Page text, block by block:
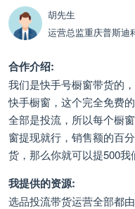
资讯动态
关于我们
胡先生
运营总监重庆普斯迪
合作介绍:
我们是快手号橱窗带货的
快手橱窗，这个完全免费
全部是投流，所以每个橱
窗提现就行，销售额的百
货，那么你就可以提500
我提供的资源:
选品投流带货运营全部都